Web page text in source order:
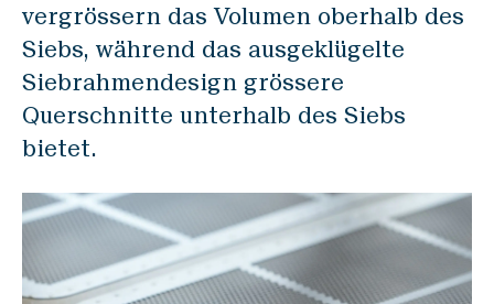
vergrössern das Volumen oberhalb des
Siebs, während das ausgeklügelte
Siebrahmendesign grössere
Querschnitte unterhalb des Siebs
bietet.